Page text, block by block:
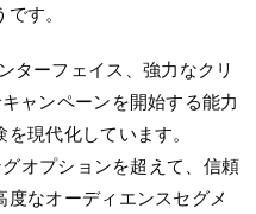
す。
ターフェイス、強力なクリ
ャンペーンを開始する能力
現代化しています。
オプションを超えて、信頼
度なオーディエンスセグメ